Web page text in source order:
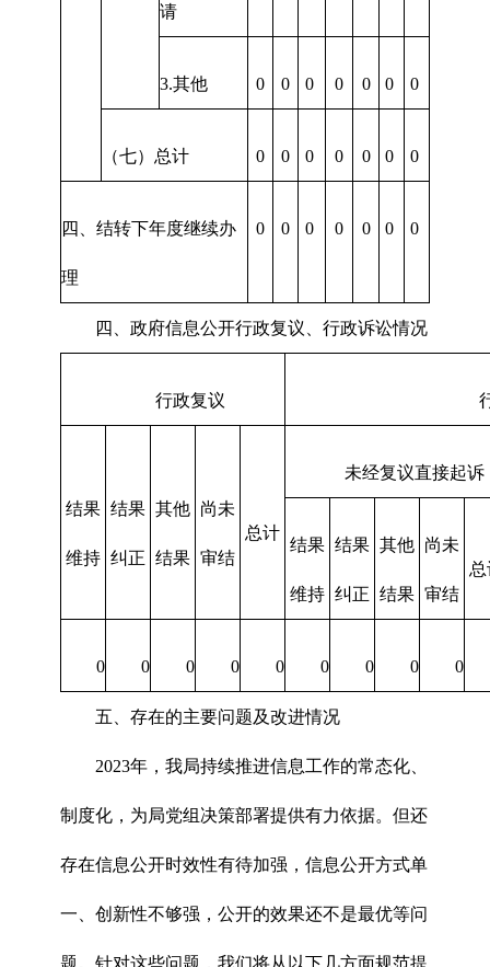
请
3.其他 0 0 0 0 0 0 0
（七）总计 0 0 0 0 0 0 0
四、结转下年度继续办
理
0 0 0 0 0 0 0
四、政府信息公开行政复议、行政诉讼情况
行政复议
结果
维持
结果
纠正
其他
结果
尚未
审结
总计
未经复议直接起诉
结果
维持
结果
纠正
其他
结果
尚未
审结
0 0 0 0 0 0 0 0 0
五、存在的主要问题及改进情况
2023年，我局持续推进信息工作的常态化、
制度化，为局党组决策部署提供有力依据。但还
存在信息公开时效性有待加强，信息公开方式单
一、创新性不够强，公开的效果还不是最优等问
题。针对这些问题，我们将从以下几方面规范提